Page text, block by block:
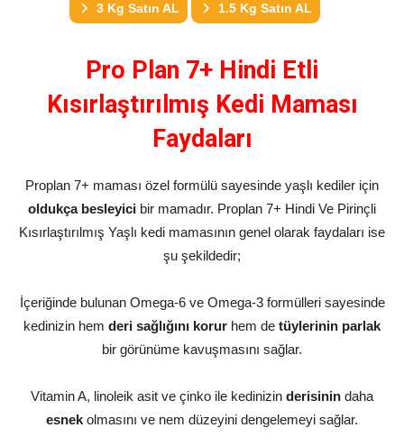
3 Kg Satın AL 1.5 Kg Satın AL
Pro Plan 7+ Hindi Etli
Kısırlaştırılmış Kedi Maması
Faydaları
Proplan 7+ maması özel formülü sayesinde yaşlı kediler için
oldukça besleyici bir mamadır. Proplan 7+ Hindi Ve Pirinçli
Kısırlaştırılmış Yaşlı kedi mamasının genel olarak faydaları ise
şu şekildedir;
İçeriğinde bulunan Omega-6 ve Omega-3 formülleri sayesinde
kedinizin hem deri sağlığını korur hem de tüylerinin parlak
bir görünüme kavuşmasını sağlar.
Vitamin A, linoleik asit ve çinko ile kedinizin derisinin daha
esnek olmasını ve nem düzeyini dengelemeyi sağlar.